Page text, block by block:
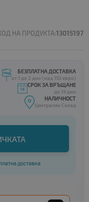
НА ПРОДУКТА:13015197
БЕЗПЛАТНА ДОСТАВКА
от 1 до 3 дни (над 153 евро)
СРОК ЗА ВРЪЩАНЕ
до 14 дни
НАЛИЧНОСТ
Централен Склад
доставка